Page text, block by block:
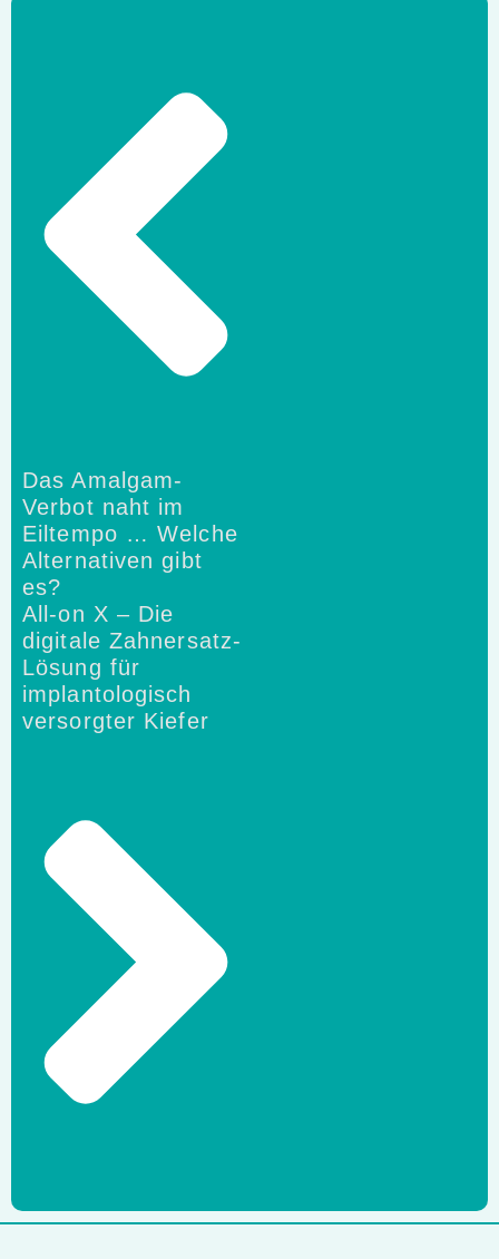
Das Amalgam-
Verbot naht im
Eiltempo … Welche
Alternativen gibt
es?
All-on X – Die
digitale Zahnersatz-
Lösung für
implantologisch
versorgter Kiefer